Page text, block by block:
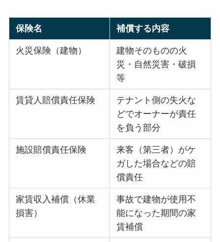
保険名 補償する内容
火災保険（建物）
建物そのものの火
災・自然災害・破損
等
賃貸人賠償責任保険
テナント側の失火な
どでオーナーが責任
を負う部分
施設賠償責任保険
来客（第三者）がケ
ガした場合などの賠
償責任
家賃収入補償（休業
損害）
事故で建物が使用不
能になった期間の家
賃補償